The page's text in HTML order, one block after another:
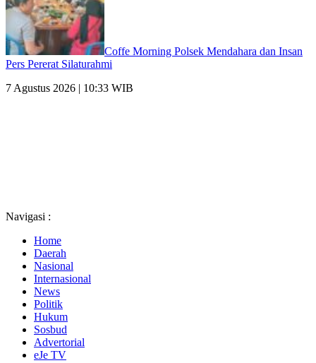
Coffe Morning Polsek Mendahara dan Insan
Pers Pererat Silaturahmi
7 Agustus 2026 | 10:33 WIB
Navigasi :
Home
Daerah
Nasional
Internasional
News
Politik
Hukum
Sosbud
Advertorial
eJe TV